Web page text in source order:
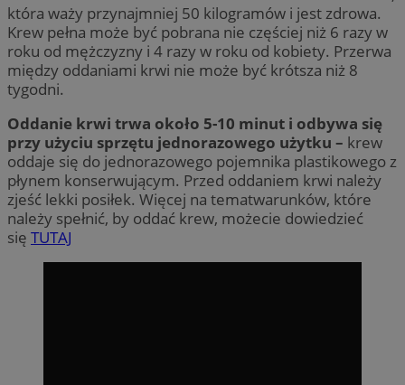
która waży przynajmniej 50 kilogramów i jest zdrowa.
Krew pełna może być pobrana nie częściej niż 6 razy w
roku od mężczyzny i 4 razy w roku od kobiety. Przerwa
między oddaniami krwi nie może być krótsza niż 8
tygodni.
Oddanie krwi trwa około 5-10 minut i odbywa się
przy użyciu sprzętu jednorazowego użytku – krew
oddaje się do jednorazowego pojemnika plastikowego z
płynem konserwującym. Przed oddaniem krwi należy
zjeść lekki posiłek. Więcej na tematwarunków, które
należy spełnić, by oddać krew, możecie dowiedzieć
się TUTAJ